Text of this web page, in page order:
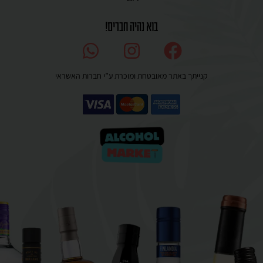
בוא נהיה חברים!
קנייתך באתר מאובטחת ומוכרת ע”י חברות האשראי